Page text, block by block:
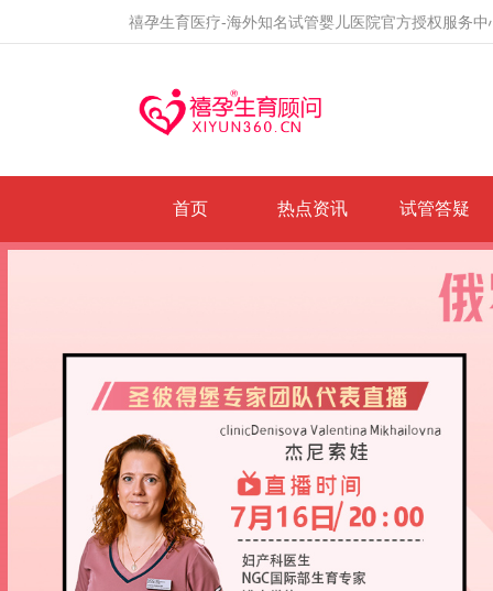
禧孕生育医疗-海外知名试管婴儿医院官方授权服务
首页 热点资讯 试管答疑